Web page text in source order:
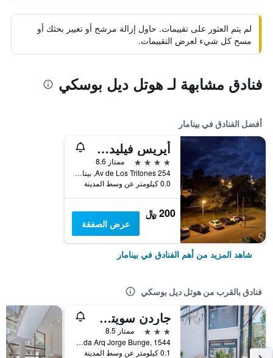
لم يتم العثور على تقييمات. حاول إزالة مرشح أو تغيير بحثك أو
مسح كل شيء لعرض التقييمات.
فنادق مشابهة لـ هوتل ديل بوسكي
أفضل الفنادق في بينامار
أيريس فيليدج أبارت
4 نجوم
ممتاز 8.6
Av de Los Tritones 254, بينامار, محافظة بوينس أيرس, الأرجنتين
0.0 كيلومتر عن وسط المدينة
200 ﷼
عرض الصفقة
شاهد المزيد من أهم الفنادق في بينامار
فنادق بالقرب من هوتل ديل بوسكي
جاردن سويتس بينامار
3 نجوم
ممتاز 8.5
Avenida Arq Jorge Bunge, 1544, بينامار, محافظة بوينس أيرس, الأرجنتين
0.1 كيلومتر عن وسط المدينة